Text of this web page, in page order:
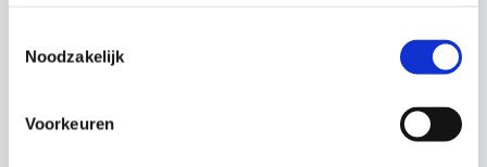
Noodzakelijk
Voorkeuren
Lanyard